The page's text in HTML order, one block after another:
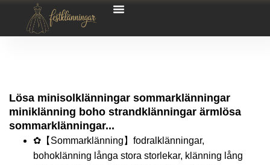
Lösa minisolklänningar sommarklänningar
miniklänning boho strandklänningar ärmlösa
sommarklänningar...
✿【Sommarklänning】fodralklänningar,
bohoklänning långa stora storlekar, klänning lång